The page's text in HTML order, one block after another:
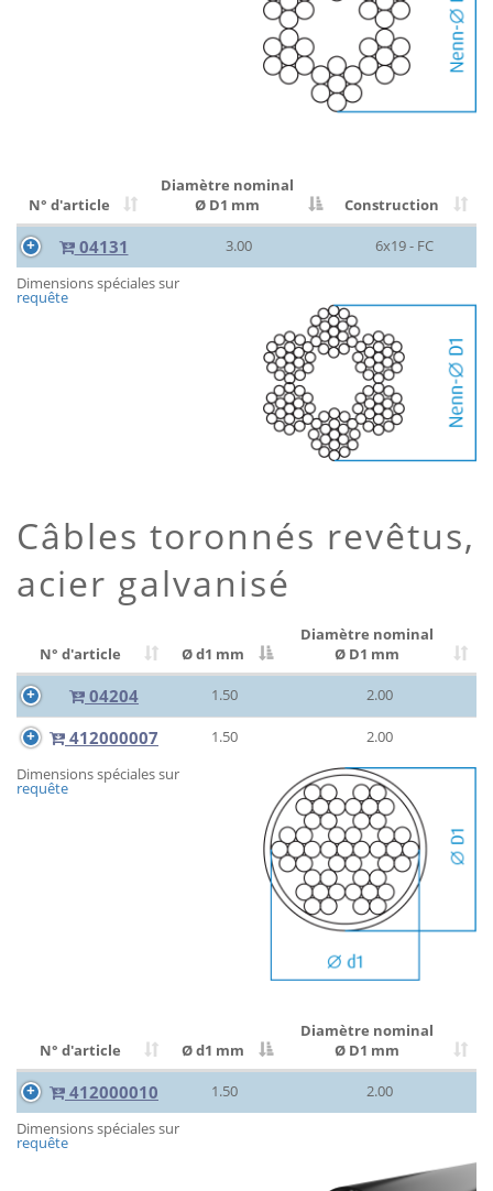
N° d'article
Diamètre nominal
Ø D1 mm
Construction
04131 3.00
6x19 - FC
Dimensions spéciales sur
requête
Câbles toronnés revêtus,
acier galvanisé
N° d'article Ø d1 mm
Diamètre nominal
Ø D1 mm
04204 1.50 2.00
412000007 1.50
2.00
Dimensions spéciales sur
requête
N° d'article Ø d1 mm
Diamètre nominal
Ø D1 mm
412000010 1.50
2.00
Dimensions spéciales sur
requête